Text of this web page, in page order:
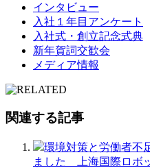
インタビュー
入社１年目アンケート
入社式・創立記念式典
新年賀詞交歓会
メディア情報
関連する記事
環境対策と労働者不
ました 上海国際ロボ